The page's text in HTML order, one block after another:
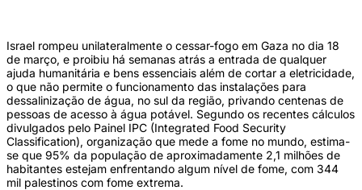
Israel rompeu unilateralmente o cessar-fogo em Gaza no dia 18
de março, e proibiu há semanas atrás a entrada de qualquer
ajuda humanitária e bens essenciais além de cortar a eletricidade,
o que não permite o funcionamento das instalações para
dessalinização de água, no sul da região, privando centenas de
pessoas de acesso à água potável. Segundo os recentes cálculos
divulgados pelo Painel IPC (Integrated Food Security
Classification), organização que mede a fome no mundo, estima-
se que 95% da população de aproximadamente 2,1 milhões de
habitantes estejam enfrentando algum nível de fome, com 344
mil palestinos com fome extrema.